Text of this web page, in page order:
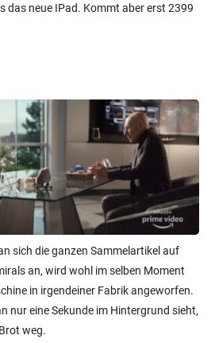
das neue IPad. Kommt aber erst 2399
sich die ganzen Sammelartikel auf
an, wird wohl im selben Moment
in irgendeiner Fabrik angeworfen.
nur eine Sekunde im Hintergrund sieht,
weg.